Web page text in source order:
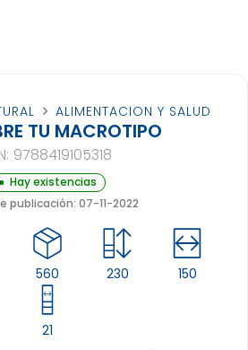
ALIMENTACION Y SALUD
TU MACROTIPO
9788419105318
Hay existencias
publicación: 07-11-2022
560 230 150
21